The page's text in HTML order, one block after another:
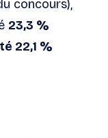
concours),
23,3 %
22,1 %